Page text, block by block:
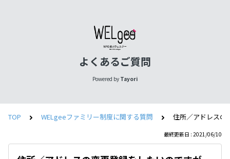
よくあるご質問
Powered by Tayori
TOP WELgeeファミリー制度に関する質問 住所／アドレスの
最終更新日 : 2021/06/10